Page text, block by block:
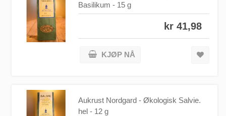
Basilikum - 15 g
kr 41,98
KJØP NÅ
Aukrust Nordgard - Økologisk Salvie.
hel - 12 g